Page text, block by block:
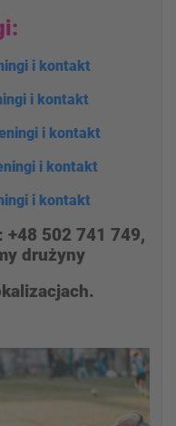
i kontakt
i kontakt
i kontakt
i kontakt
i kontakt
502 741 749,
drużyny